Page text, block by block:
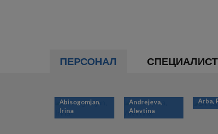
ПЕРСОНАЛ
Abisogomjan,
Irina
Andrejeva,
Alevtina
Arba,
НУМЕРАЦИЯ